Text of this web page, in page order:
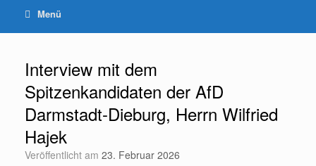
Menü
Interview mit dem
Spitzenkandidaten der AfD
Darmstadt-Dieburg, Herrn Wilfried
Hajek
Veröffentlicht am 23. Februar 2026